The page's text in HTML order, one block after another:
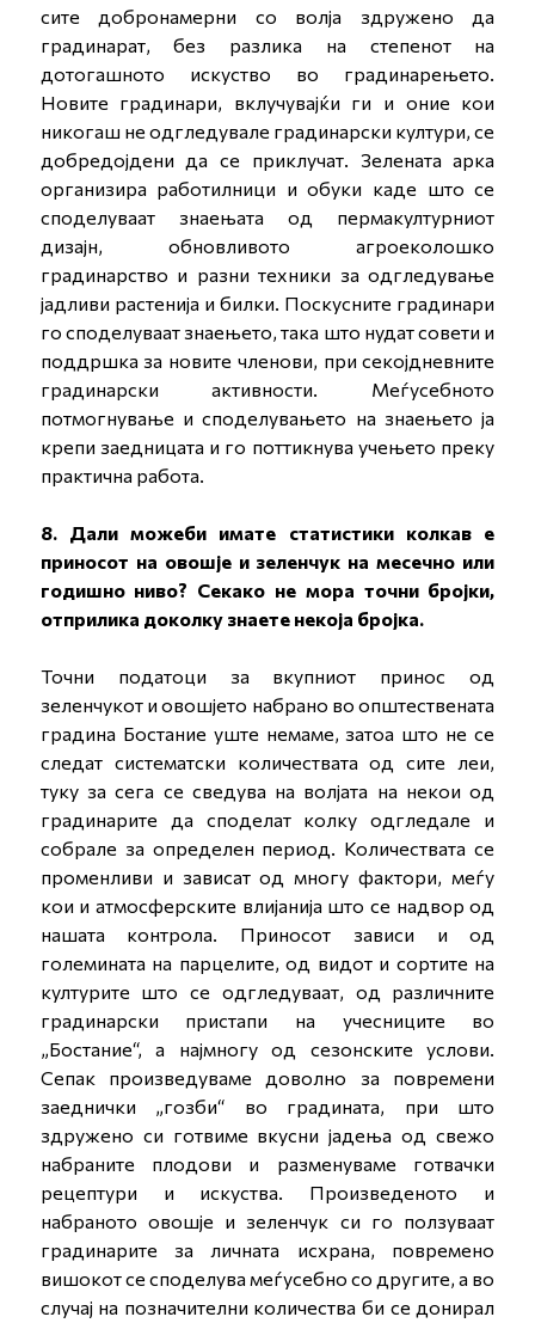
сите добронамерни со волја здружено да
градинарат, без разлика на степенот на
дотогашното искуство во градинарењето.
Новите градинари, вклучувајќи ги и оние кои
никогаш не одгледувале градинарски култури, се
добредојдени да се приклучат. Зелената арка
организира работилници и обуки каде што се
споделуваат знаењата од пермакултурниот
дизајн, обновливото агроеколошко
градинарство и разни техники за одгледување
јадливи растенија и билки. Поскусните градинари
го споделуваат знаењето, така што нудат совети и
поддршка за новите членови, при секојдневните
градинарски активности. Меѓусебното
потмогнување и споделувањето на знаењето ја
крепи заедницата и го поттикнува учењето преку
практична работа.
8. Дали можеби имате статистики колкав е
приносот на овошје и зеленчук на месечно или
годишно ниво? Секако не мора точни бројки,
отприлика доколку знаете некоја бројка.
Точни податоци за вкупниот принос од
зеленчукот и овошјето набрано во општествената
градина Бостание уште немаме, затоа што не се
следат систематски количествата од сите леи,
туку за сега се сведува на волјата на некои од
градинарите да споделат колку одгледале и
собрале за определен период. Количествата се
променливи и зависат од многу фактори, меѓу
кои и атмосферските влијанија што се надвор од
нашата контрола. Приносот зависи и од
големината на парцелите, од видот и сортите на
културите што се одгледуваат, од различните
градинарски пристапи на учесниците во
„Бостание“, а најмногу од сезонските услови.
Сепак произведуваме доволно за повремени
заеднички „гозби“ во градината, при што
здружено си готвиме вкусни јадења од свежо
набраните плодови и разменуваме готвачки
рецептури и искуства. Произведеното и
набраното овошје и зеленчук си го ползуваат
градинарите за личната исхрана, повремено
вишокот се споделува меѓусебно со другите, а во
случај на позначителни количества би се донирал